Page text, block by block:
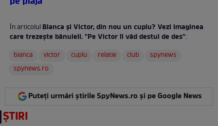
În articolulBianca şi Victor, din nou un cuplu? Vezi imaginea
care trezeşte bănuieli. "Pe Victor îl văd destul de des":
bianca
victor cuplu relatie club
spynews
spynews.ro
Puteți urmări știrile SpyNews.ro și pe Google News
ȘTIRI